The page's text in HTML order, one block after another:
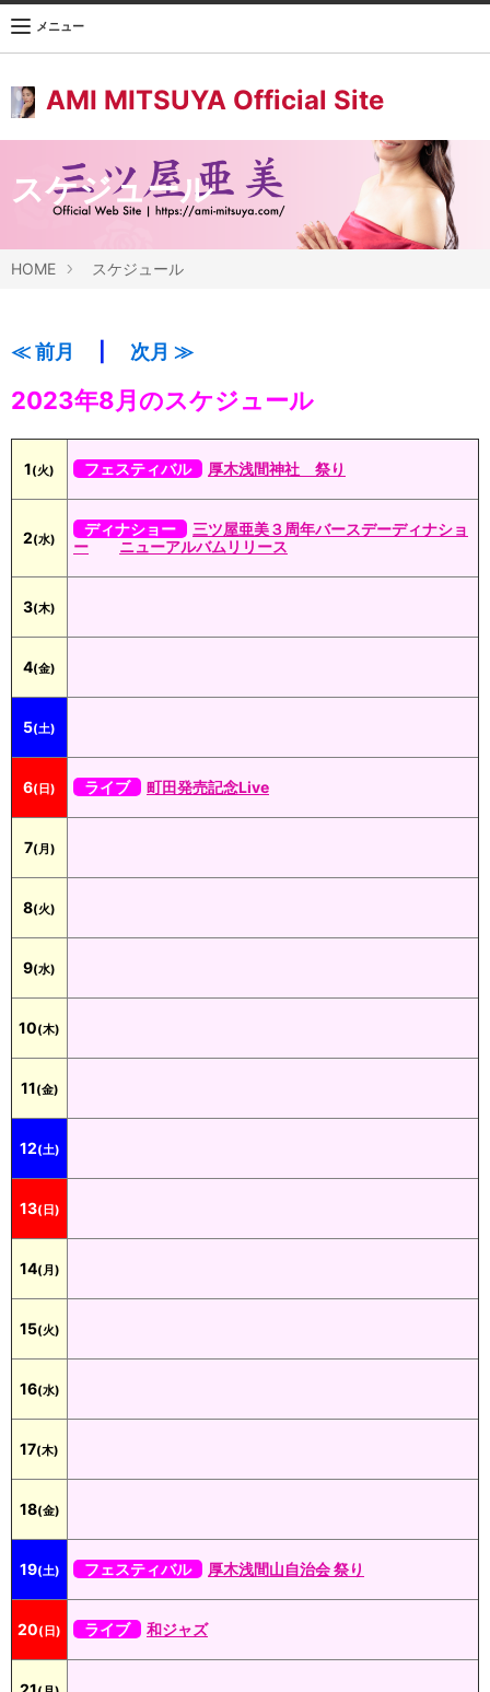
AMI MITSUYA Official Site
メニュー
スケジュール
HOME スケジュール
≪ 前月 次月 ≫
2023年8月のスケジュール
1(火) フェスティバル 厚木浅間神社 祭り
2(水)
ディナショー
三ツ屋亜美３周年バースデーディナショ
ー
ニューアルバムリリース
3(木)
4(金)
5(土)
6(日) ライブ 町田発売記念Live
7(月)
8(火)
9(水)
10(木)
11(金)
12(土)
13(日)
14(月)
15(火)
16(水)
17(木)
18(金)
19(土) フェスティバル 厚木浅間山自治会 祭り
20(日) ライブ 和ジャズ